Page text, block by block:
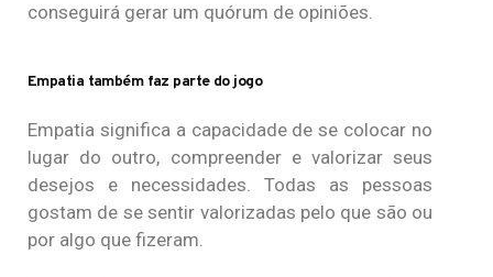
conseguirá gerar um quórum de opiniões.
Empatia também faz parte do jogo
Empatia significa a capacidade de se colocar no
lugar do outro, compreender e valorizar seus
desejos e necessidades. Todas as pessoas
gostam de se sentir valorizadas pelo que são ou
por algo que fizeram.